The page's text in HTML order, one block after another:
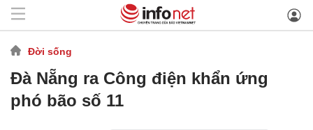
Đời sống
Đà Nẵng ra Công điện khẩn ứng
phó bão số 11